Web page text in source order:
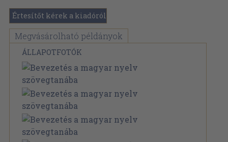
Értesítőt kérek a kiadóról
Megvásárolható példányok
ÁLLAPOTFOTÓK